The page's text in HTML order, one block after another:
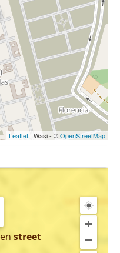
Leaflet | Wasi - ©OpenStreetMap
en street